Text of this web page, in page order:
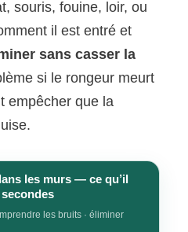
souris, fouine, loir, ou
il est entré et
sans casser la
si le rongeur meurt
empêcher que la
les murs — ce qu’il
les bruits · éliminer